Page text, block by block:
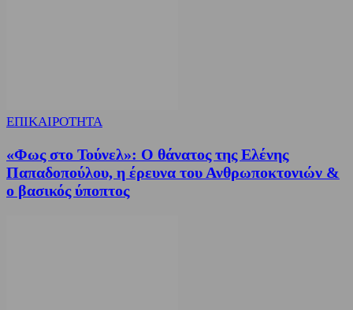
ΕΠΙΚΑΙΡΟΤΗΤΑ
«Φως στο Τούνελ»: Ο θάνατος της Ελένης
Παπαδοπούλου, η έρευνα του Ανθρωποκτονιών &
ο βασικός ύποπτος